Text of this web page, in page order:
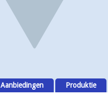
Aanbiedingen Produktie